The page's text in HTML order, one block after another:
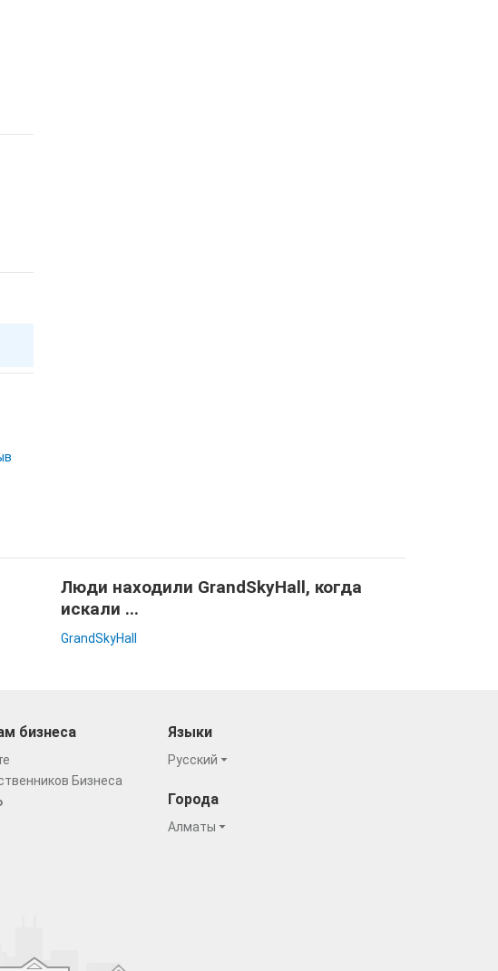
Люди находили GrandSkyHall, когда
искали ...
GrandSkyHall
бизнеса
Бизнеса
Языки
Русский
Города
Алматы